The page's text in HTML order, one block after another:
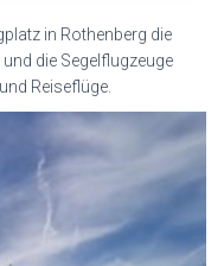
in Rothenberg die
die Segelflugzeuge
Reiseflüge.